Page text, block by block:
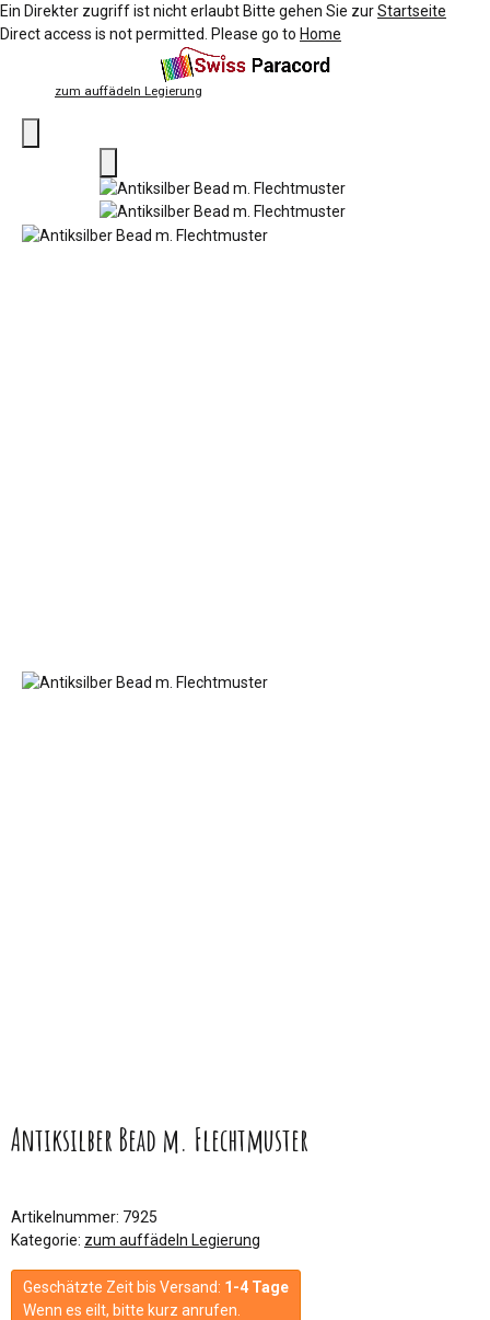
Ein Direkter zugriff ist nicht erlaubt Bitte gehen Sie zurStartseite
Direct access is not permitted. Please go to Home
zum auffädeln Legierung
Antiksilber Bead m. Flechtmuster
Artikelnummer: 7925
Kategorie: zum auffädeln Legierung
Geschätzte Zeit bis Versand: 1-4 Tage
Wenn es eilt, bitte kurz anrufen.